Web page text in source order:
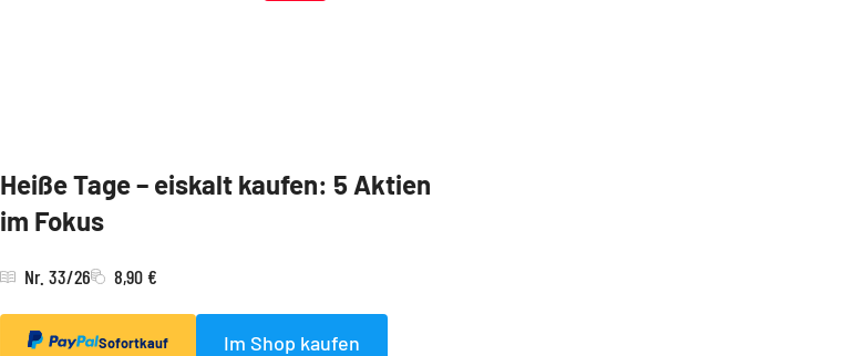
Heiße Tage – eiskalt kaufen: 5 Aktien
im Fokus
Nr. 33/26 8,90 €
Sofortkauf Im Shop kaufen